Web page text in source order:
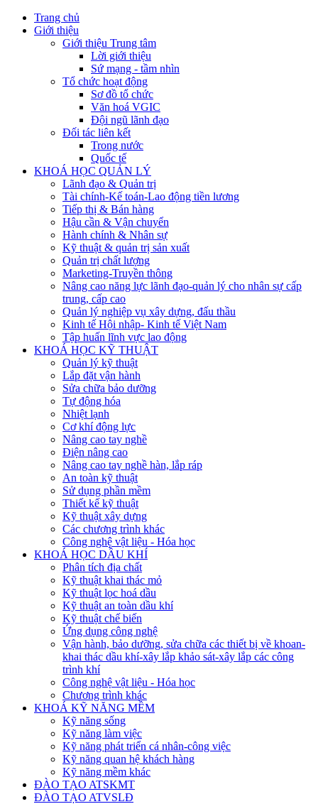
Trang chủ
Giới thiệu
Giới thiệu Trung tâm
Lời giới thiệu
Sứ mạng - tầm nhìn
Tổ chức hoạt động
Sơ đồ tổ chức
Văn hoá VGIC
Đội ngũ lãnh đạo
Đối tác liên kết
Trong nước
Quốc tế
KHOÁ HỌC QUẢN LÝ
Lãnh đạo & Quản trị
Tài chính-Kế toán-Lao động tiền lương
Tiếp thị & Bán hàng
Hậu cần & Vận chuyển
Hành chính & Nhân sự
Kỹ thuật & quản trị sản xuất
Quản trị chất lượng
Marketing-Truyền thông
Nâng cao năng lực lãnh đạo-quản lý cho nhân sự cấp
trung, cấp cao
Quản lý nghiệp vụ xây dựng, đấu thầu
Kinh tế Hội nhập- Kinh tế Việt Nam
Tập huấn lĩnh vực lao động
KHOÁ HỌC KỸ THUẬT
Quản lý kỹ thuật
Lắp đặt vận hành
Sửa chữa bảo dưỡng
Tự động hóa
Nhiệt lạnh
Cơ khí động lực
Nâng cao tay nghề
Điện nâng cao
Nâng cao tay nghề hàn, lắp ráp
An toàn kỹ thuật
Sử dụng phần mềm
Thiết kế kỹ thuật
Kỹ thuật xây dựng
Các chương trình khác
Công nghệ vật liệu - Hóa học
KHOÁ HỌC DẦU KHÍ
Phân tích địa chất
Kỹ thuật khai thác mỏ
Kỹ thuật lọc hoá dầu
Kỹ thuật an toàn dầu khí
Kỹ thuật chế biến
Ứng dụng công nghệ
Vận hành, bảo dưỡng, sửa chữa các thiết bị về khoan-
khai thác dầu khí-xây lắp khảo sát-xây lắp các công
trình khí
Công nghệ vật liệu - Hóa học
Chương trình khác
KHOÁ KỸ NĂNG MỀM
Kỹ năng sống
Kỹ năng làm việc
Kỹ năng phát triển cá nhân-công việc
Kỹ năng quan hệ khách hàng
Kỹ năng mềm khác
ĐÀO TẠO ATSKMT
ĐÀO TẠO ATVSLĐ